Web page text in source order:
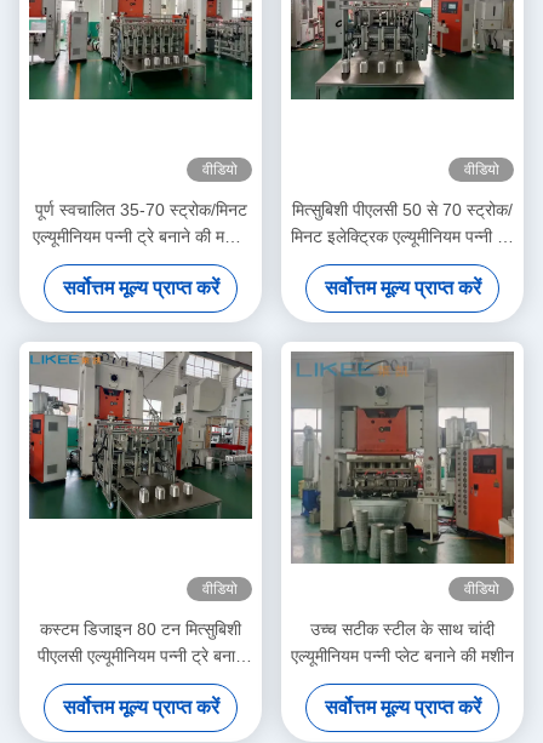
वीडियो
पूर्ण स्वचालित 35-70 स्ट्रोक/मिनट
एल्यूमीनियम पन्नी ट्रे बनाने की मशीन
एच फ्रेम उपस्थिति के साथ
सर्वोत्तम मूल्य प्राप्त करें
वीडियो
मित्सुबिशी पीएलसी 50 से 70 स्ट्रोक/
मिनट इलेक्ट्रिक एल्यूमीनियम पन्नी ट्रे
बनाने की मशीन
सर्वोत्तम मूल्य प्राप्त करें
वीडियो
कस्टम डिजाइन 80 टन मित्सुबिशी
पीएलसी एल्यूमीनियम पन्नी ट्रे बनाने
की मशीन
सर्वोत्तम मूल्य प्राप्त करें
वीडियो
उच्च सटीक स्टील के साथ चांदी
एल्यूमीनियम पन्नी प्लेट बनाने की मशीन
सर्वोत्तम मूल्य प्राप्त करें